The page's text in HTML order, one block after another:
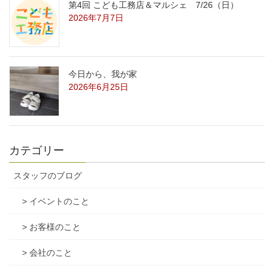
第4回 こども工務店＆マルシェ 7/26（日）
2026年7月7日
今日から、我が家
2026年6月25日
カテゴリー
スタッフのブログ
> イベントのこと
> お客様のこと
> 会社のこと